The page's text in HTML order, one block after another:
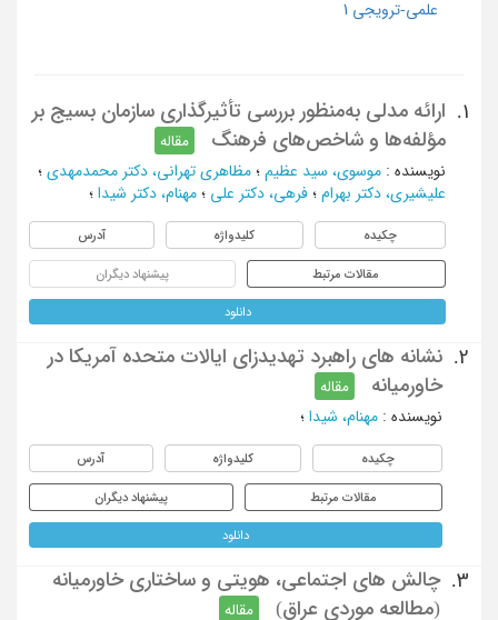
علمی-ترویجی 1
1.
ارائه مدلی به‌منظور بررسی تأثیرگذاری سازمان بسیج بر
مؤلفه‌ها و شاخص‌های فرهنگ
مقاله
نویسنده : موسوی، سید عظیم ؛ مظاهری تهرانی، دکتر محمدمهدی ؛
علیشیری، دکتر بهرام ؛ فرهی، دکتر علی ؛ مهنام، دکتر شیدا ؛
چکیده کلیدواژه آدرس
مقالات مرتبط پیشنهاد دیگران
دانلود
2.
نشانه های راهبرد تهدیدزای ایالات متحده آمریکا در
خاورمیانه
مقاله
نویسنده : مهنام، شیدا ؛
چکیده کلیدواژه آدرس
مقالات مرتبط پیشنهاد دیگران
دانلود
3.
چالش های اجتماعی، هویتی و ساختاری خاورمیانه
(مطالعه موردی عراق)
مقاله